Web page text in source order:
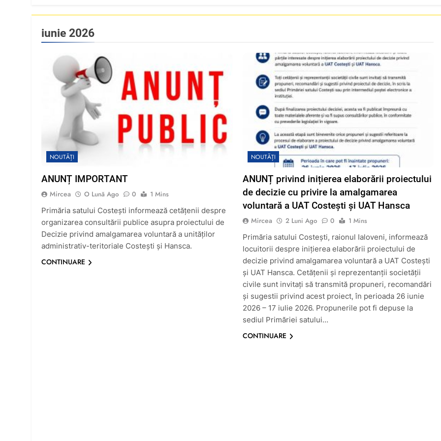
iunie 2026
NOUTĂȚI
ANUNȚ IMPORTANT
Mircea O Lună Ago 0
1 Mins
Primăria satului Costești informează cetățenii despre
organizarea consultării publice asupra proiectului de
Decizie privind amalgamarea voluntară a unităților
administrativ-teritoriale Costești și Hansca.
CONTINUARE
NOUTĂȚI
ANUNȚ privind inițierea elaborării proiectului
de decizie cu privire la amalgamarea
voluntară a UAT Costești și UAT Hansca
Mircea 2 Luni Ago 0
1 Mins
Primăria satului Costești, raionul Ialoveni, informează
locuitorii despre inițierea elaborării proiectului de
decizie privind amalgamarea voluntară a UAT Costești
și UAT Hansca. Cetățenii și reprezentanții societății
civile sunt invitați să transmită propuneri, recomandări
și sugestii privind acest proiect, în perioada 26 iunie
2026 – 17 iulie 2026. Propunerile pot fi depuse la
sediul Primăriei satului…
CONTINUARE